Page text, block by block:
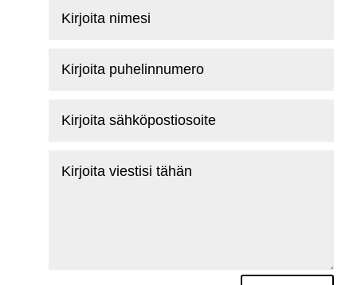
nimesi
puhelinnumero
sähköpostiosoite
viestisi